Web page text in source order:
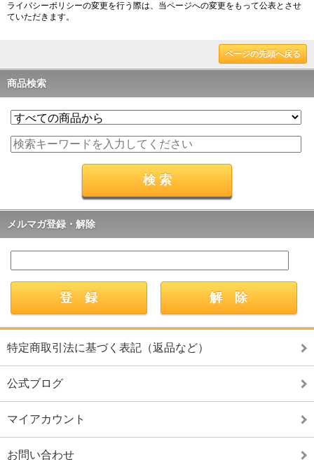
ライバシーポリシーの変更を行う際は、当ページへの変更をもって公表とさせ
ていただきます。
ページの先頭へ戻る
商品検索
メルマガ登録・解除
特定商取引法に基づく表記（返品など）
公式ブログ
マイアカウント
お問い合わせ